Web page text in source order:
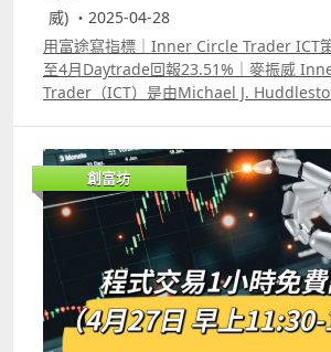
威) ・2025-04-28
用富途寫指標｜Inner Circle Trader ICT
至4月Daytrade回報23.51%｜麥振威
Trader（ICT）是由Michael J.
嘗試用來Daytrade期指或美股。 由於ICT
專有名詞，包括機構訂單流（
市場結構（Market Structure）、結構轉
Character, CHoCH）、結構突破Break
BOS、訂單塊（Order Blocks, OB）及
Gap, FVG）等，以及如何應用在美股之
有詳細講解。 另外，youtube的留言區
ICT策略寫成指標的代碼，大家可直接
創富坊